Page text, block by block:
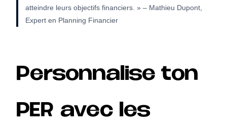
atteindre leurs objectifs financiers. » – Mathieu Dupont,
Expert en Planning Financier
Personnalise ton
PER avec les